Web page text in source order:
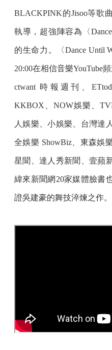
BLACKPINK的Jisoo等歌
執導，超強陣容為〈
的生命力。〈Dance Until
20:00在相信音樂YouTube
ctwant 時報週刊、
KKBOX、NOW娛樂、
人娛樂、小娛樂、台灣達
全娛樂 ShowBiz、東森娛
星聞、達人秀新聞、壹蘋
緯來新聞網20家媒體臉書
證吳建豪的舞技淬煉之作。